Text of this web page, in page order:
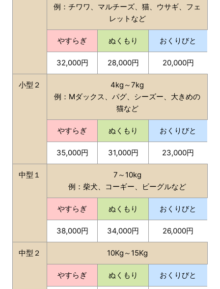
例：チワワ、マルチーズ、猫、ウサギ、フェ
レットなど
やすらぎ ぬくもり おくりびと
32,000円 28,000円 20,000円
小型２
4kg～7kg
例：Mダックス、パグ、シーズー、大きめの
猫など
やすらぎ ぬくもり おくりびと
35,000円 31,000円 23,000円
中型１
7～10kg
例：柴犬、コーギー、ビーグルなど
やすらぎ ぬくもり おくりびと
38,000円 34,000円 26,000円
中型２ 10Kg～15Kg
やすらぎ ぬくもり おくりびと